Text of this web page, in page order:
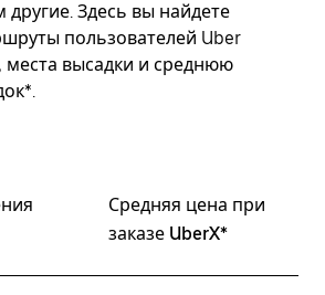
Здесь вы найдете
пользователей Uber
высадки и среднюю
Средняя цена при
заказе UberX*